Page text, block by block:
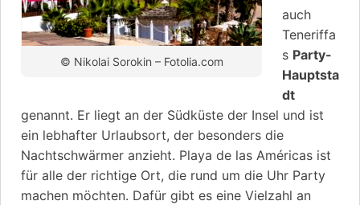
© Nikolai Sorokin – Fotolia.com
auch
Teneriffa
s Party-
Hauptsta
dt
genannt. Er liegt an der Südküste der Insel und ist
ein lebhafter Urlaubsort, der besonders die
Nachtschwärmer anzieht. Playa de las Américas ist
für alle der richtige Ort, die rund um die Uhr Party
machen möchten. Dafür gibt es eine Vielzahl an